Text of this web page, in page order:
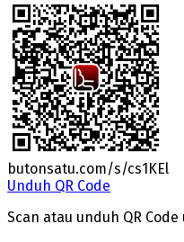
butonsatu.com/s/cs1KEl
Unduh QR Code
Scan atau unduh QR